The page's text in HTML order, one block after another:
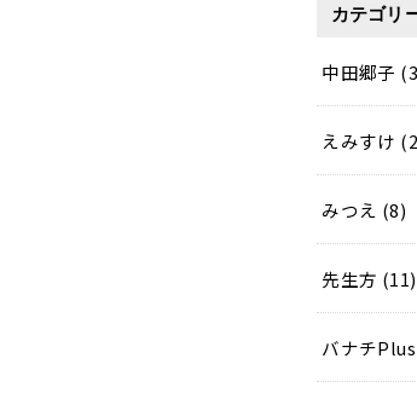
カテゴリ
中田郷子
えみすけ
みつえ (8)
先生方 (11)
バナチPlus